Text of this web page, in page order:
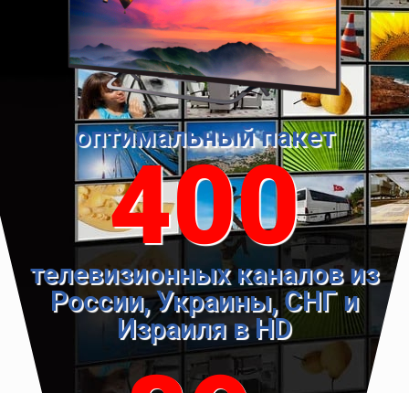
оптимальный пакет
400
телевизионных каналов из
России, Украины, СНГ и
Израиля в HD